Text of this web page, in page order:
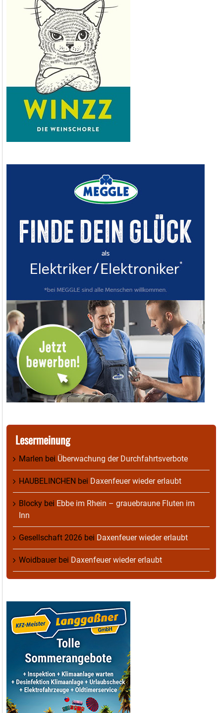
Lesermeinung
Marlen bei Überwachung der Durchfahrtsverbote
HAUBELINCHEN bei Daxenfeuer wieder erlaubt
Blocky bei Ebbe im Rhein – grauebraune Fluten im
Inn
Gesellschaft 2026 bei Daxenfeuer wieder erlaubt
Woidbauerbei Daxenfeuer wieder erlaubt